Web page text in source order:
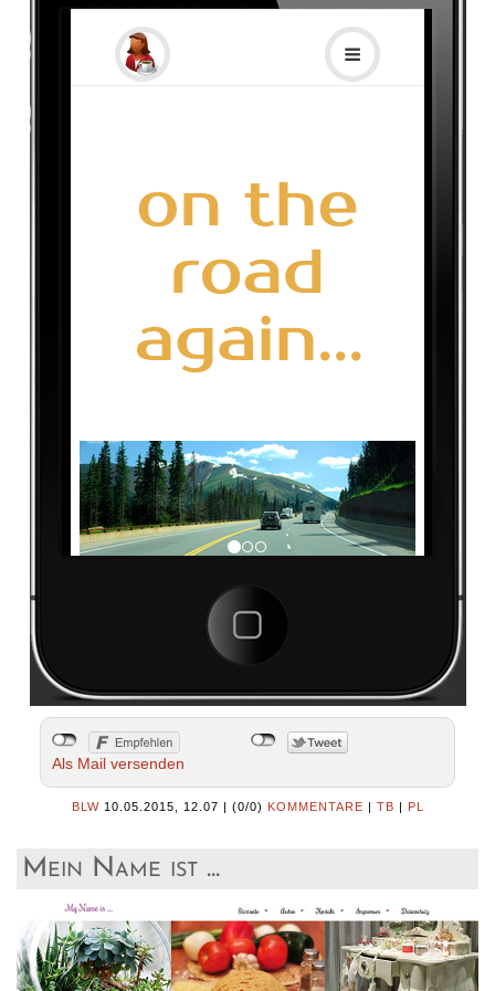
Als Mail versenden
BLW 10.05.2015, 12.07 (0/0) KOMMENTARE TB PL
Mein Name ist ...